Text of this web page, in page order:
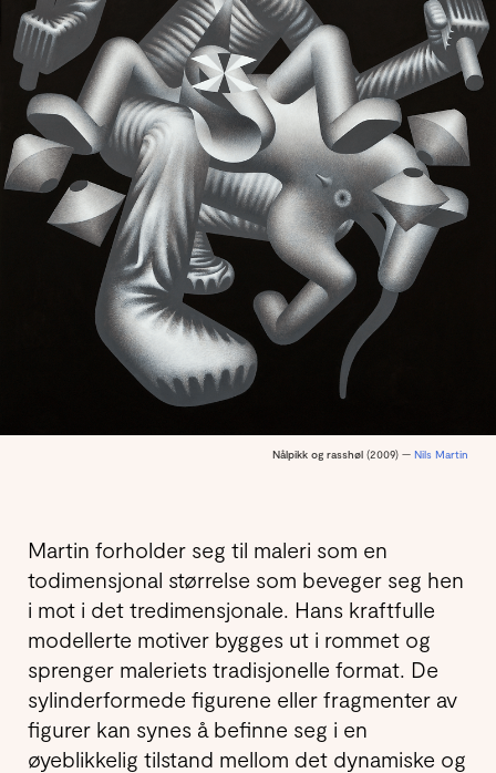
Nålpikk og rasshøl (2009) — Nils Martin
Martin forholder seg til maleri som en
todimensjonal størrelse som beveger seg hen
i mot i det tredimensjonale. Hans kraftfulle
modellerte motiver bygges ut i rommet og
sprenger maleriets tradisjonelle format. De
sylinderformede figurene eller fragmenter av
figurer kan synes å befinne seg i en
øyeblikkelig tilstand mellom det dynamiske og